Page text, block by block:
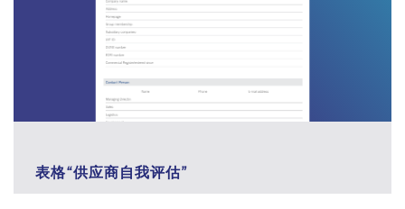
表格“供应商自我评估”